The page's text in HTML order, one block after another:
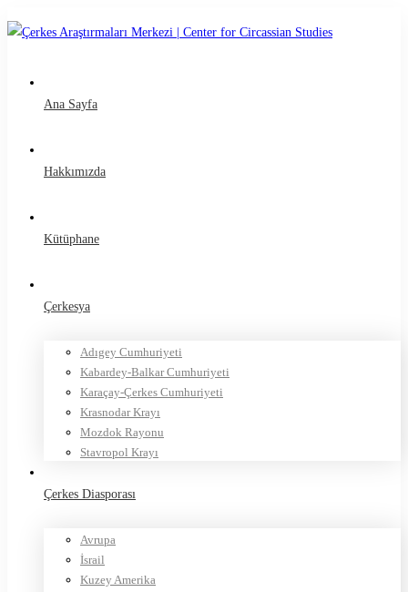
Ana Sayfa
Hakkımızda
Kütüphane
Çerkesya
Adıgey Cumhuriyeti
Kabardey-Balkar Cumhuriyeti
Karaçay-Çerkes Cumhuriyeti
Krasnodar Krayı
Mozdok Rayonu
Stavropol Krayı
Çerkes Diasporası
Avrupa
İsrail
Kuzey Amerika